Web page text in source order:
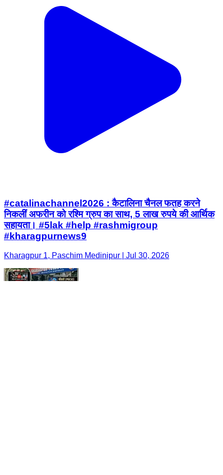
#catalinachannel2026 : कैटालिना चैनल फतह करने
निकलीं अफरीन को रश्मि ग्रुप का साथ, 5 लाख रुपये की आर्थिक
सहायता। #5lak #help #rashmigroup
#kharagpurnews9
Kharagpur 1, Paschim Medinipur | Jul 30, 2026